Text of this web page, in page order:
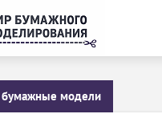
бумажные модели